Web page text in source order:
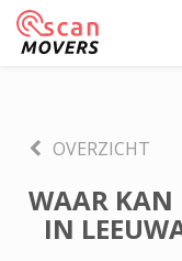
OVERZICHT
WAAR KAN
IN